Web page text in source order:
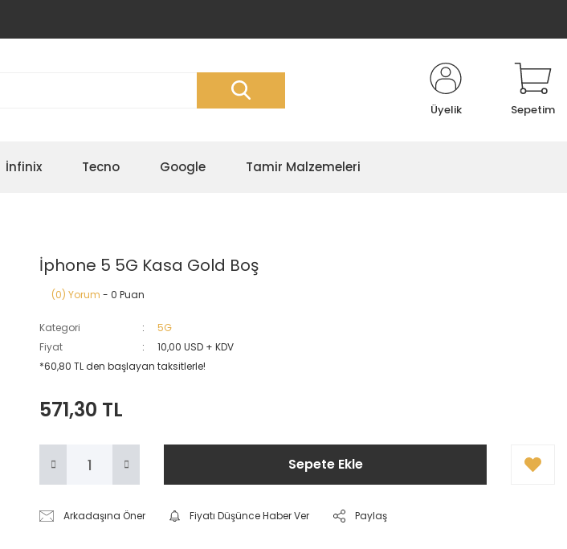
Üyelik Sepetim
İnfinix Tecno Google Tamir Malzemeleri
İphone 5 5G Kasa Gold Boş
(0) Yorum - 0 Puan
Kategori
5G
Fiyat
10,00 USD + KDV
*60,80 TL den başlayan taksitlerle!
571,30 TL
Sepete Ekle
Arkadaşına Öner Fiyatı Düşünce Haber Ver Paylaş